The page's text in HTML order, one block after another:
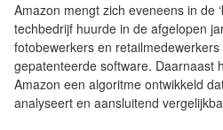
Amazon mengt zich eveneens in de
techbedrijf huurde in de afgelopen
fotobewerkers en
gepatenteerde software. Daarnaast
Amazon een algoritme ontwikkeld
analyseert en aansluitend